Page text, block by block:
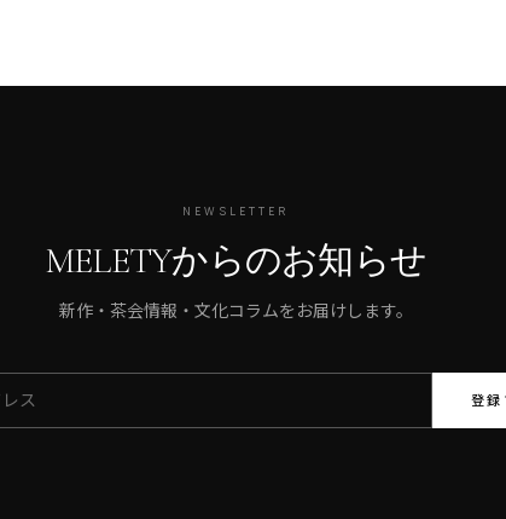
NEWSLETTER
MELETYからのお知らせ
新作・茶会情報・文化コラムをお届けします。
登